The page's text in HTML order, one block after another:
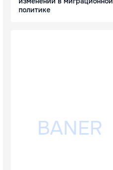
политике